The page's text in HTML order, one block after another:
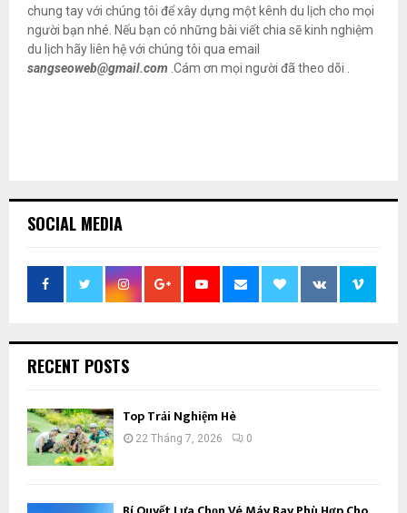
chung tay với chúng tôi để xây dựng một kênh du lịch cho mọi
người bạn nhé. Nếu bạn có những bài viết chia sẽ kinh nghiệm
du lịch hãy liên hệ với chúng tôi qua email
sangseoweb@gmail.com .Cám ơn mọi người đã theo dõi .
SOCIAL MEDIA
RECENT POSTS
Top Trải Nghiệm Hè
22 Tháng 7, 2026 0